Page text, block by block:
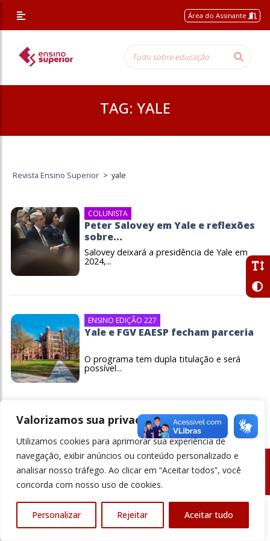
Valorizamos sua privacidade
Utilizamos cookies para aprimorar sua experiência de
navegação, exibir anúncios ou conteúdo personalizado e
analisar nosso tráfego. Ao clicar em “Aceitar todos”, você
concorda com nosso uso de cookies.
Personalizar Rejeitar Aceitar tudo
Área do Assinante
TAG: YALE
Revista Ensino Superior > yale
COLUNISTA
Peter Salovey em Yale e reflexões
sobre...
Salovey deixará a presidência de Yale em
2024,...
ENSINO EDIÇÃO 227
Yale e FGV EAESP fecham parceria
O programa tem dupla titulação e será
possível...
© Revista Ensino Superior - Todos os direitos reservados